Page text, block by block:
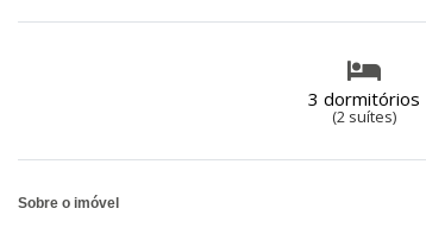
3 dormitórios
(2 suítes)
Sobre o imóvel